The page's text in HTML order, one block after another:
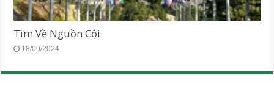
Tìm Về Nguồn Cội
18/09/2024